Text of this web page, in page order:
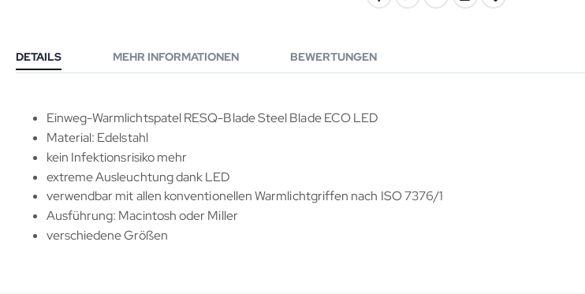
DETAILS
Einweg-Warmlichtspatel RESQ-Blade Steel Blade ECO LED
Material: Edelstahl
kein Infektionsrisiko mehr
extreme Ausleuchtung dank LED
verwendbar mit allen konventionellen Warmlichtgriffen nach ISO 7376/1
Ausführung: Macintosh oder Miller
verschiedene Größen
MEHR INFORMATIONEN BEWERTUNGEN